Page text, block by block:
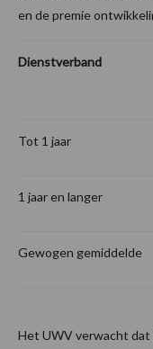
en de premie
Dienstverband
Tot 1 jaar
1 jaar en langer
Gewogen gemiddelde
Het UWV verwacht